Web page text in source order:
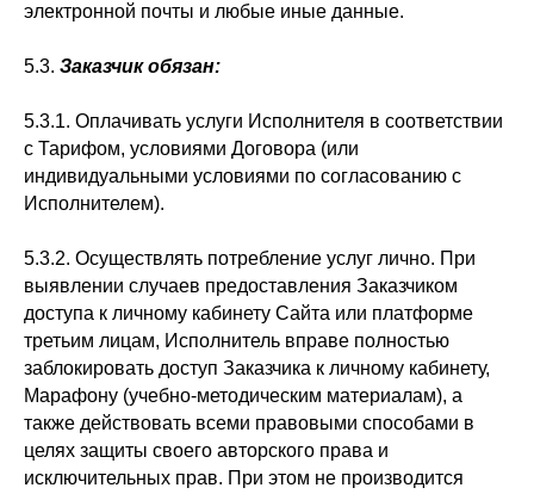
электронной почты и любые иные данные.
5.3. Заказчик обязан:
5.3.1. Оплачивать услуги Исполнителя в соответствии
с Тарифом, условиями Договора (или
индивидуальными условиями по согласованию с
Исполнителем).
5.3.2. Осуществлять потребление услуг лично. При
выявлении случаев предоставления Заказчиком
доступа к личному кабинету Сайта или платформе
третьим лицам, Исполнитель вправе полностью
заблокировать доступ Заказчика к личному кабинету,
Марафону (учебно-методическим материалам), а
также действовать всеми правовыми способами в
целях защиты своего авторского права и
исключительных прав. При этом не производится